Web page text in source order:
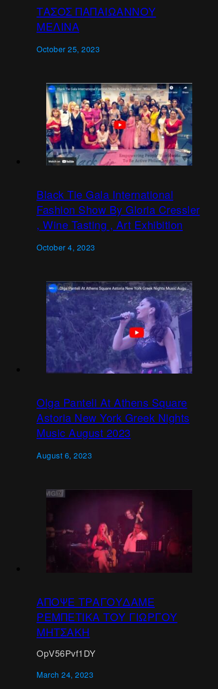
ΤΑΣΟΣ ΠΑΠΑΙΩΑΝΝΟΥ
ΜΕΛΙΝΑ
October 25, 2023
Black Tie Gala International
Fashion Show By Gloria Cressler
, Wine Tasting , Art Exhibition
October 4, 2023
Olga Panteli At Athens Square
Astoria New York Greek Nights
Music August 2023
August 6, 2023
ΑΠΟΨΕ ΤΡΑΓΟΥΔΑΜΕ
ΡΕΜΠΕΤΙΚΑ ΤΟΥ ΓΙΩΡΓΟΥ
ΜΗΤΣΑΚΗ
OpV56Pvf1DY
March 24, 2023